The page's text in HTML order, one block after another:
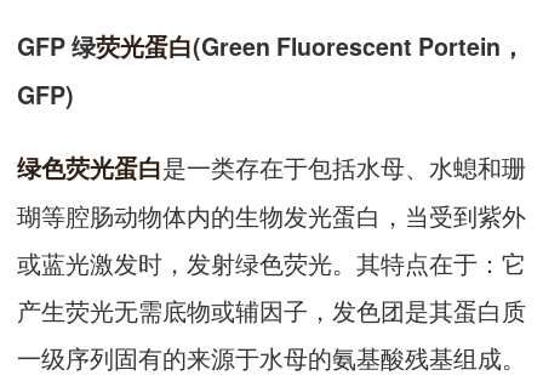
GFP 绿荧光蛋白(Green Fluorescent Portein，
GFP)
绿色荧光蛋白是一类存在于包括水母、水螅和珊
瑚等腔肠动物体内的生物发光蛋白，当受到紫外
或蓝光激发时，发射绿色荧光。其特点在于：它
产生荧光无需底物或辅因子，发色团是其蛋白质
一级序列固有的来源于水母的氨基酸残基组成。